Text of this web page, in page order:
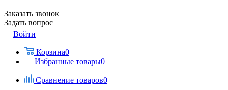
Заказать звонок
Задать вопрос
Войти
Корзина0
Избранные товары0
Сравнение товаров0